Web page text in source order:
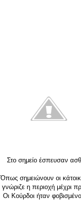
Στο σημείο έσπευσαν
Όπως σημειώνουν οι
γνώριζε η περιοχή μέχρι
Οι Κούρδοι ήταν